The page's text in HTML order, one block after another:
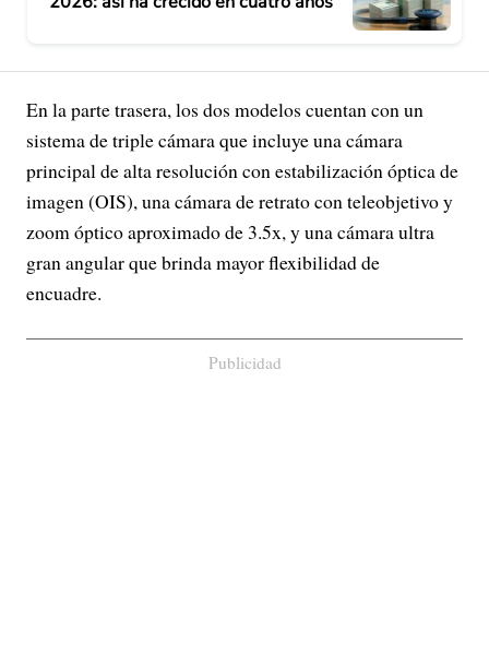
En la parte trasera, los dos modelos cuentan con un
sistema de triple cámara que incluye una cámara
principal de alta resolución con estabilización óptica de
imagen (OIS), una cámara de retrato con teleobjetivo y
zoom óptico aproximado de 3.5x, y una cámara ultra
gran angular que brinda mayor flexibilidad de
encuadre.
Publicidad